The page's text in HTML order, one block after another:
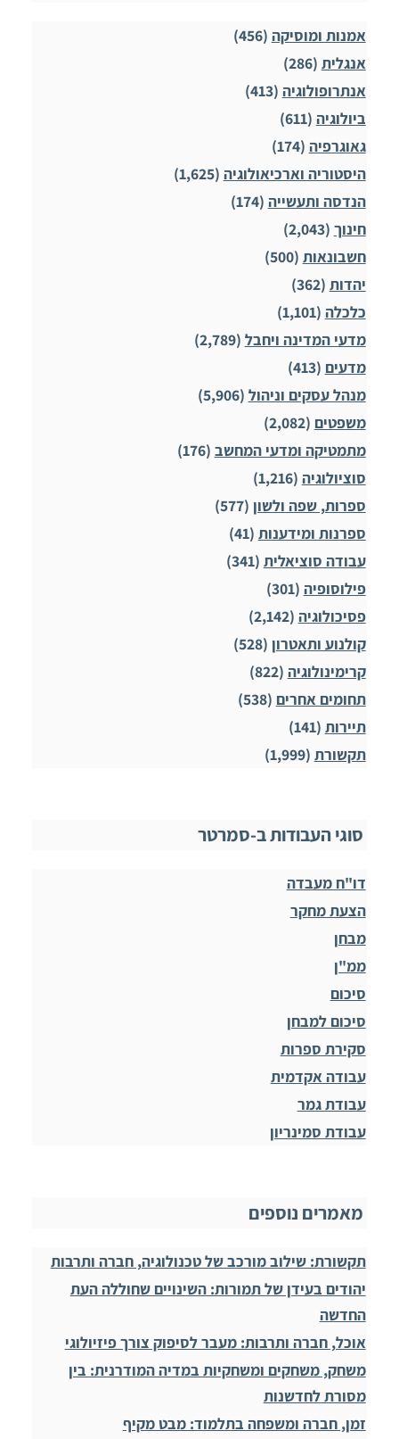
אמנות ומוסיקה (456)
אנגלית (286)
אנתרופולוגיה (413)
ביולוגיה (611)
גאוגרפיה (174)
היסטוריה וארכיאולוגיה (1,625)
הנדסה ותעשייה (174)
חינוך (2,043)
חשבונאות (500)
יהדות (362)
כלכלה (1,101)
מדעי המדינה ויחבל (2,789)
מדעים (413)
מנהל עסקים וניהול (5,906)
משפטים (2,082)
מתמטיקה ומדעי המחשב (176)
סוציולוגיה (1,216)
ספרות, שפה ולשון (577)
ספרנות ומידענות (41)
עבודה סוציאלית (341)
פילוסופיה (301)
פסיכולוגיה (2,142)
קולנוע ותאטרון (528)
קרימינולוגיה (822)
תחומים אחרים (538)
תיירות (141)
תקשורת (1,999)
סוגי העבודות ב-סמרטר
דו"ח מעבדה
הצעת מחקר
מבחן
ממ"ן
סיכום
סיכום למבחן
סקירת ספרות
עבודה אקדמית
עבודת גמר
עבודת סמינריון
מאמרים נוספים
תקשורת: שילוב מורכב של טכנולוגיה, חברה ותרבות
יהודים בעידן של תמורות: השינויים שחוללה העת
החדשה
אוכל, חברה ותרבות: מעבר לסיפוק צורך פיזיולוגי
משחק, משחקים ומשחקיות במדיה המודרנית: בין
מסורת לחדשנות
זמן, חברה ומשפחה בתלמוד: מבט מקיף